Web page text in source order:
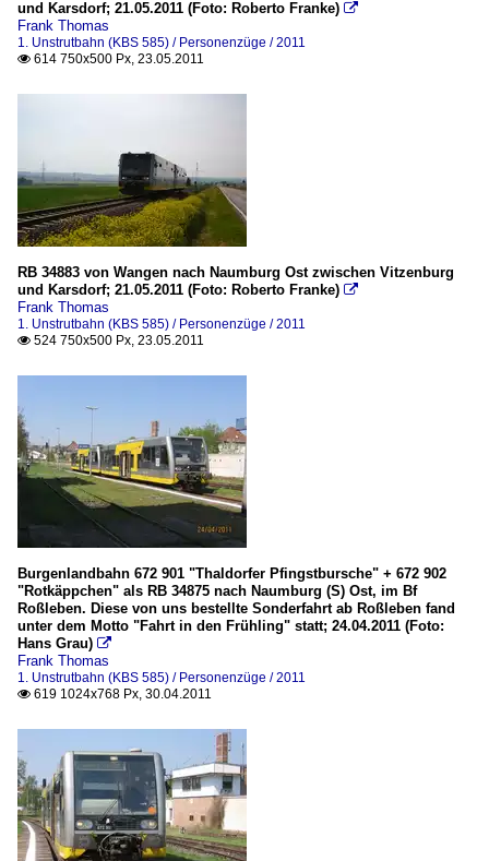
und Karsdorf; 21.05.2011 (Foto: Roberto Franke) 
Frank Thomas
1. Unstrutbahn (KBS 585) / Personenzüge / 2011
 614 750x500 Px, 23.05.2011
RB 34883 von Wangen nach Naumburg Ost zwischen Vitzenburg
und Karsdorf; 21.05.2011 (Foto: Roberto Franke) 
Frank Thomas
1. Unstrutbahn (KBS 585) / Personenzüge / 2011
 524 750x500 Px, 23.05.2011
Burgenlandbahn 672 901 "Thaldorfer Pfingstbursche" + 672 902
"Rotkäppchen" als RB 34875 nach Naumburg (S) Ost, im Bf
Roßleben. Diese von uns bestellte Sonderfahrt ab Roßleben fand
unter dem Motto "Fahrt in den Frühling" statt; 24.04.2011 (Foto:
Hans Grau) 
Frank Thomas
1. Unstrutbahn (KBS 585) / Personenzüge / 2011
 619 1024x768 Px, 30.04.2011